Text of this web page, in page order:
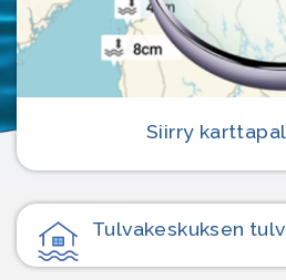
Siirry
Tulvakeskuksen